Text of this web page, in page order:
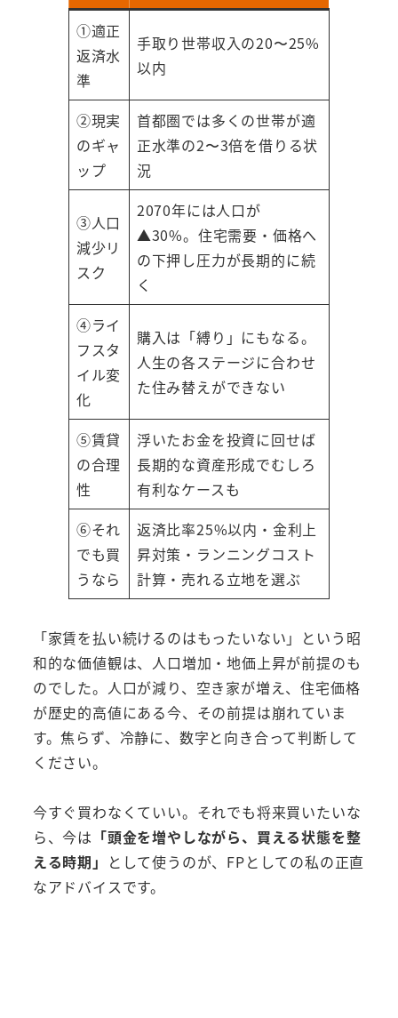
①適正
返済水
準
手取り世帯収入の20〜25%
以内
②現実
のギャ
ップ
首都圏では多くの世帯が適
正水準の2〜3倍を借りる状
況
③人口
減少リ
スク
2070年には人口が
▲30%。住宅需要・価格へ
の下押し圧力が長期的に続
く
④ライ
フスタ
イル変
化
購入は「縛り」にもなる。
人生の各ステージに合わせ
た住み替えができない
⑤賃貸
の合理
性
浮いたお金を投資に回せば
長期的な資産形成でむしろ
有利なケースも
⑥それ
でも買
うなら
返済比率25%以内・金利上
昇対策・ランニングコスト
計算・売れる立地を選ぶ
「家賃を払い続けるのはもったいない」という昭
和的な価値観は、人口増加・地価上昇が前提のも
のでした。人口が減り、空き家が増え、住宅価格
が歴史的高値にある今、その前提は崩れていま
す。焦らず、冷静に、数字と向き合って判断して
ください。
今すぐ買わなくていい。それでも将来買いたいな
ら、今は 「頭金を増やしながら、買える状態を整
える時期」 として使うのが、FPとしての私の正直
なアドバイスです。